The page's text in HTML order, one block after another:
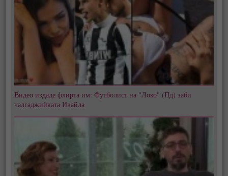
Видео издаде флирта им: Футболист на "Локо" (Пд) заби
чалгаджийката Ивайла